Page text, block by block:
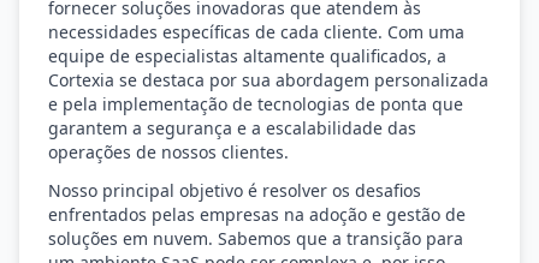
fornecer soluções inovadoras que atendem às
necessidades específicas de cada cliente. Com uma
equipe de especialistas altamente qualificados, a
Cortexia se destaca por sua abordagem personalizada
e pela implementação de tecnologias de ponta que
garantem a segurança e a escalabilidade das
operações de nossos clientes.
Nosso principal objetivo é resolver os desafios
enfrentados pelas empresas na adoção e gestão de
soluções em nuvem. Sabemos que a transição para